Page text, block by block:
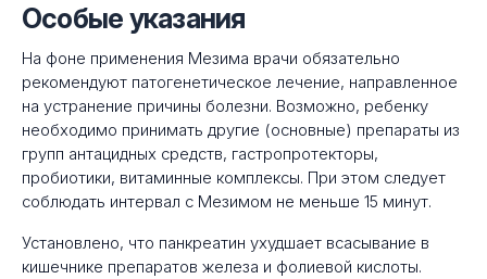
Особые указания
На фоне применения Мезима врачи обязательно
рекомендуют патогенетическое лечение, направленное
на устранение причины болезни. Возможно, ребенку
необходимо принимать другие (основные) препараты из
групп антацидных средств, гастропротекторы,
пробиотики, витаминные комплексы. При этом следует
соблюдать интервал с Мезимом не меньше 15 минут.
Установлено, что панкреатин ухудшает всасывание в
кишечнике препаратов железа и фолиевой кислоты.